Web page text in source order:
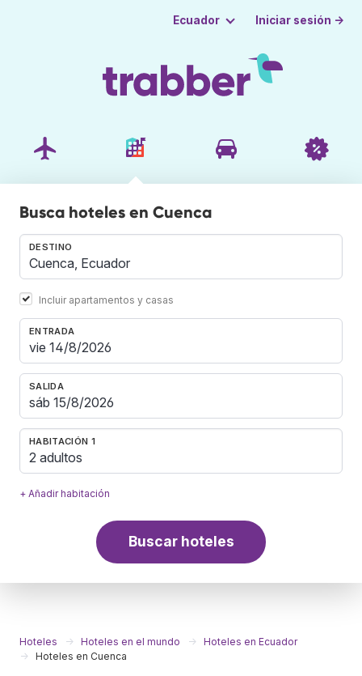
Ecuador Iniciar sesión →
Busca hoteles en Cuenca
DESTINO
Incluir apartamentos y casas
ENTRADA
SALIDA
HABITACIÓN 1
2 adultos
+ Añadir habitación
Buscar hoteles
Hoteles Hoteles en el mundo
Hoteles en Ecuador
Hoteles en Cuenca